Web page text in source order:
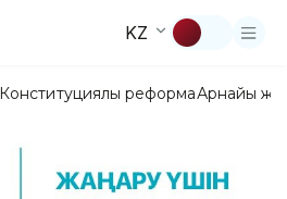
KZ
Конституциялық реформаАрнайы